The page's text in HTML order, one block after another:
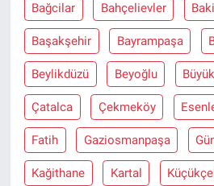
Bağcilar Bahçelievler
Başakşehir Bayrampaşa
Beylikdüzü Beyoğlu
Çatalca Çekmeköy
Fatih Gaziosmanpaşa
Kağithane Kartal